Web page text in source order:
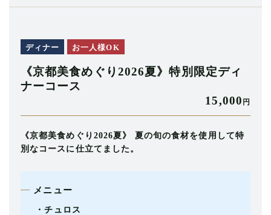
ディナー お一人様OK
《京都美食めぐり2026夏》特別限定ディ
ナーコース
15,000 円
《京都美食めぐり2026夏》 夏の旬の食材を使用して特
別なコースに仕立てました。
メニュー
・チュロス